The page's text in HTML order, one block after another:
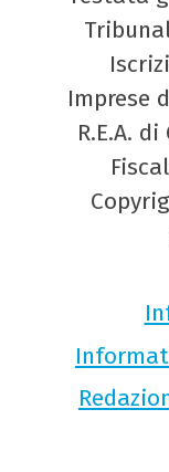
Imprese
R.E.A.